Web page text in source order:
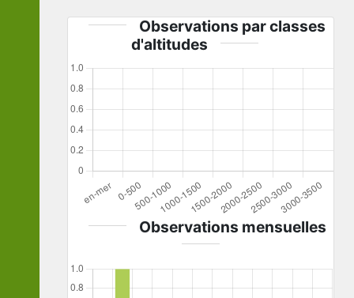
Observations par classes
d'altitudes
Observations mensuelles